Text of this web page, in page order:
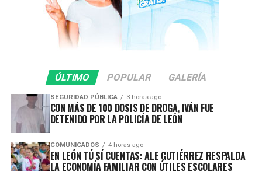
“Aquí estamos en León para recibirlos con las
puertas abiertas y las ventanas abiertas, que León lo
más importante que tiene es su gente, y de mucha
que se enamoran de la ciudad y que deciden
quedarse a vivir aquí”, señaló.
Además, se impulsan programas gratuitos de
capacitación en herramientas como idiomas, Excel,
Word e inteligencia artificial, además de acercar
oportunidades laborales mediante Chamba Módulo,
ÚLTIMO POPULAR GALERÍA
SEGURIDAD PÚBLICA 3 horas ago
CON MÁS DE 100 DOSIS DE DROGA, IVÁN FUE
DETENIDO POR LA POLICÍA DE LEÓN
COMUNICADOS 4 horas ago
EN LEÓN TÚ SÍ CUENTAS: ALE GUTIÉRREZ RESPALDA
LA ECONOMÍA FAMILIAR CON ÚTILES ESCOLARES